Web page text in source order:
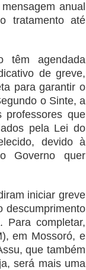
anual
tratamento até
têm agendada
de greve,
para garantir o
o Sinte, a
professores que
pela Lei do
devido à
Governo quer
iniciar greve
descumprimento
Para completar,
em Mossoró, e
que também
será mais uma